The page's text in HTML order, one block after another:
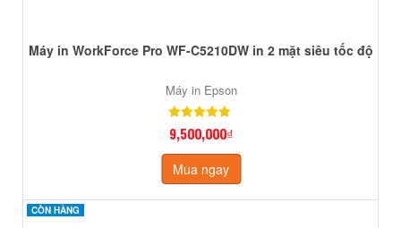
Máy in WorkForce Pro WF-C5210DW in 2 mặt siêu tốc độ
Máy in Epson
9,500,000₫
Mua ngay
CÒN HÀNG
CÒN HÀNG